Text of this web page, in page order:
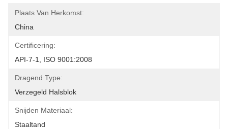
Plaats Van Herkomst:
China
Certificering:
API-7-1, ISO 9001:2008
Dragend Type:
Verzegeld Halsblok
Snijden Materiaal:
Staaltand